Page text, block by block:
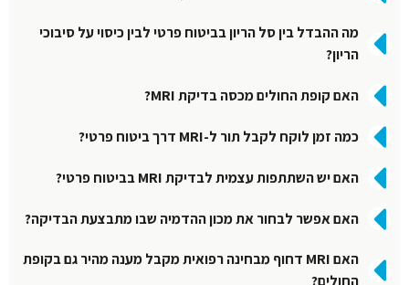
מה ההבדל בין סל הריון בביטוח פרטי לבין כיסוי על סיבוכי
הריון?
האם קופת החולים מכסה בדיקת MRI?
כמה זמן לוקח לקבל תור ל-MRI דרך ביטוח פרטי?
האם יש השתתפות עצמית לבדיקת MRI בביטוח פרטי?
האם אפשר לבחור את מכון ההדמיה שבו מתבצעת הבדיקה?
האם MRI דחוף מבחינה רפואית מקבל מענה מהיר גם בקופת
החולים?